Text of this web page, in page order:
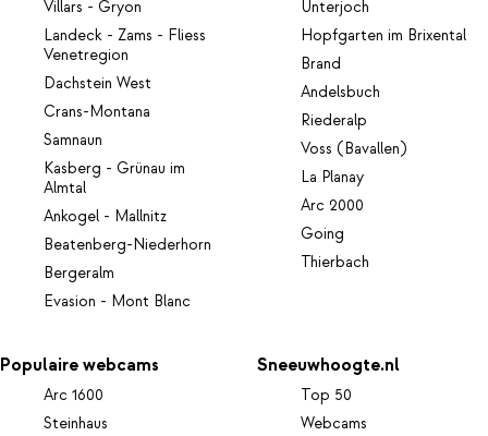
Villars - Gryon
Landeck - Zams - Fliess
Venetregion
Dachstein West
Crans-Montana
Samnaun
Kasberg - Grünau im
Almtal
Ankogel - Mallnitz
Beatenberg-Niederhorn
Bergeralm
Evasion - Mont Blanc
Unterjoch
Hopfgarten im Brixental
Brand
Andelsbuch
Riederalp
Voss (Bavallen)
La Planay
Arc 2000
Going
Thierbach
Populaire webcams
Arc 1600
Steinhaus
Sneeuwhoogte.nl
Top 50
Webcams